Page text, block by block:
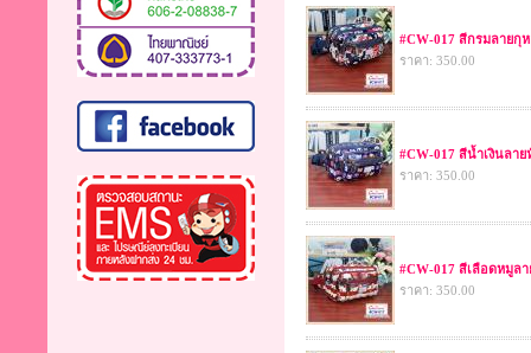
#CW-017 สีกรมลายกุ
ราคา: 350.00
#CW-017 สีน้ำเงินลาย
ราคา: 350.00
#CW-017 สีเลือดหมูล
ราคา: 350.00